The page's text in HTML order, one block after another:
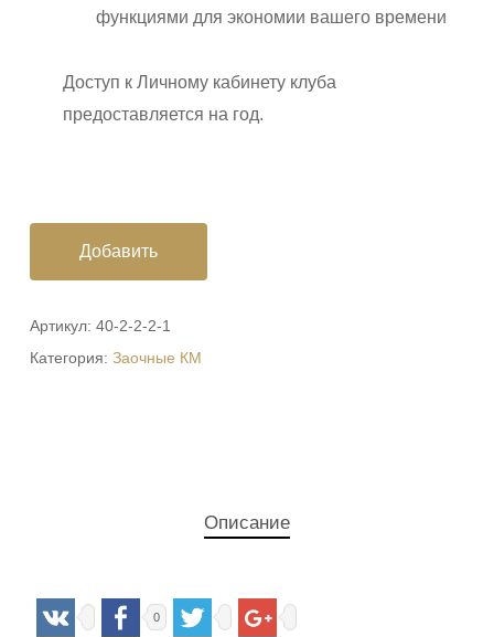
функциями для экономии вашего времени
Доступ к Личному кабинету клуба
предоставляется на год.
Добавить
Артикул: 40-2-2-2-1
Категория: Заочные КМ
Описание
0